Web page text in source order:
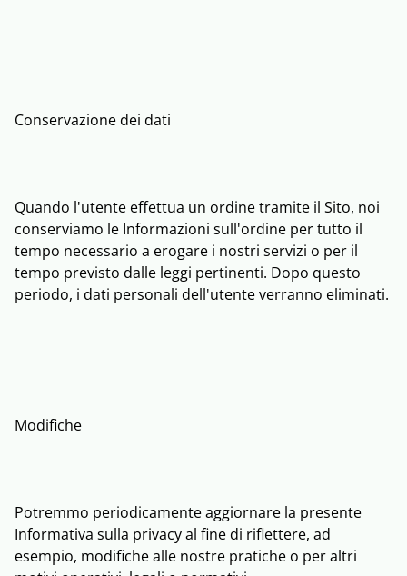
Conservazione dei dati
Quando l'utente effettua un ordine tramite il Sito, noi
conserviamo le Informazioni sull'ordine per tutto il
tempo necessario a erogare i nostri servizi o per il
tempo previsto dalle leggi pertinenti. Dopo questo
periodo, i dati personali dell'utente verranno eliminati.
Modifiche
Potremmo periodicamente aggiornare la presente
Informativa sulla privacy al fine di riflettere, ad
esempio, modifiche alle nostre pratiche o per altri